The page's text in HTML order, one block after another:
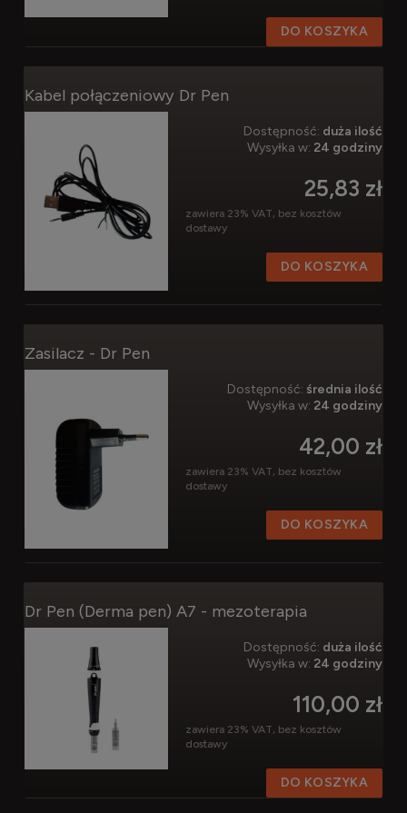
DO KOSZYKA
Kabel połączeniowy Dr Pen
Dostępność: duża ilość
Wysyłka w: 24 godziny
25,83 zł
zawiera 23% VAT, bez kosztów
dostawy
DO KOSZYKA
Zasilacz - Dr Pen
Dostępność: średnia ilość
Wysyłka w: 24 godziny
42,00 zł
zawiera 23% VAT, bez kosztów
dostawy
DO KOSZYKA
Dr Pen (Derma pen) A7 - mezoterapia
Dostępność: duża ilość
Wysyłka w: 24 godziny
110,00 zł
zawiera 23% VAT, bez kosztów
dostawy
DO KOSZYKA